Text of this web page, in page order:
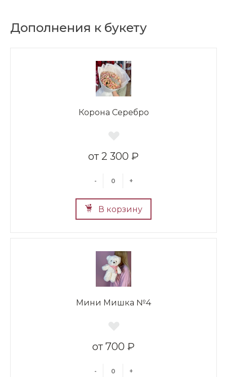
Дополнения к букету
Корона Серебро
2 300 ₽
- +
В корзину
Мини Мишка №4
700 ₽
- +